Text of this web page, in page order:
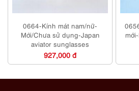
0664-Kính mát nam/nữ-
Mới/Chưa sử dụng-Japan
aviator sunglasses
927,000 đ